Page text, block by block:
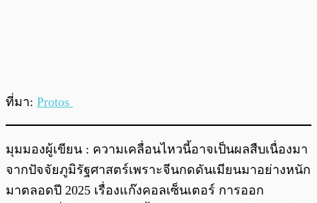
ที่มา: Protos
มุมมองผู้เขียน : ความเคลื่อนไหวนี้อาจเป็นผลสืบเนื่องมา
จากปัจจัยภูมิรัฐศาสตร์เพราะจีนกดดันเมียนมาอย่างหนัก
มาตลอดปี 2025 เรื่องแก๊งคอลเซ็นเตอร์ การออก